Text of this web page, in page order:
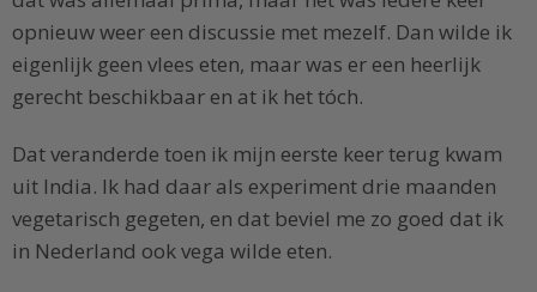
opnieuw weer een discussie met mezelf. Dan wilde ik
eigenlijk geen vlees eten, maar was er een heerlijk
gerecht beschikbaar en at ik het tóch.
Dat veranderde toen ik mijn eerste keer terug kwam
uit India. Ik had daar als experiment drie maanden
vegetarisch gegeten, en dat beviel me zo goed dat ik
in Nederland ook vega wilde eten.